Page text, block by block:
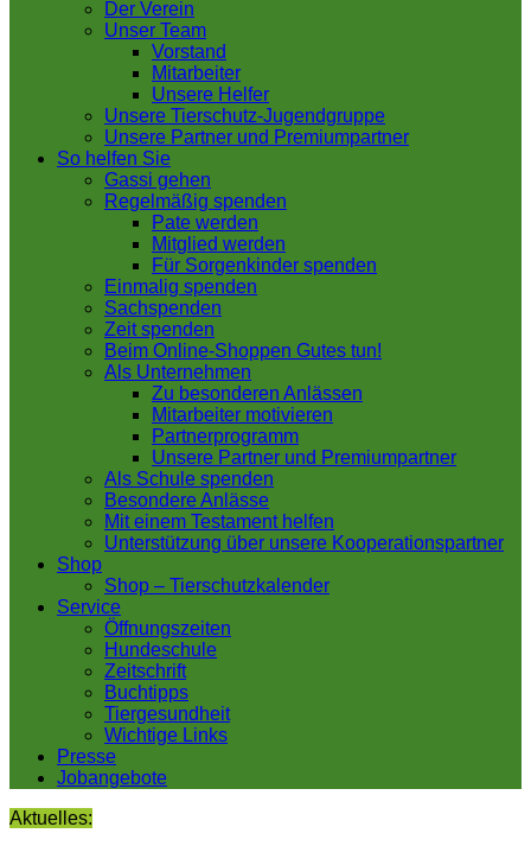
Der Verein
Unser Team
Vorstand
Mitarbeiter
Unsere Helfer
Unsere Tierschutz-Jugendgruppe
Unsere Partner und Premiumpartner
So helfen Sie
Gassi gehen
Regelmäßig spenden
Pate werden
Mitglied werden
Für Sorgenkinder spenden
Einmalig spenden
Sachspenden
Zeit spenden
Beim Online-Shoppen Gutes tun!
Als Unternehmen
Zu besonderen Anlässen
Mitarbeiter motivieren
Partnerprogramm
Unsere Partner und Premiumpartner
Als Schule spenden
Besondere Anlässe
Mit einem Testament helfen
Unterstützung über unsere Kooperationspartner
Shop
Shop – Tierschutzkalender
Service
Öffnungszeiten
Hundeschule
Zeitschrift
Buchtipps
Tiergesundheit
Wichtige Links
Presse
Jobangebote
Aktuelles: